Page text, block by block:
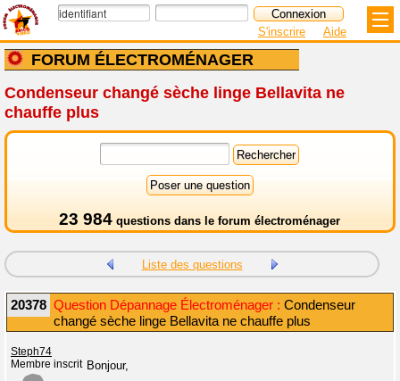
FORUM ÉLECTROMÉNAGER
S'inscrire Aide
Condenseur changé sèche linge Bellavita ne
chauffe plus
23 984 questions dans le forum électroménager
Liste des questions
20378 Question Dépannage Électroménager : Condenseur
changé sèche linge Bellavita ne chauffe plus
Steph74
Membre inscrit Bonjour,